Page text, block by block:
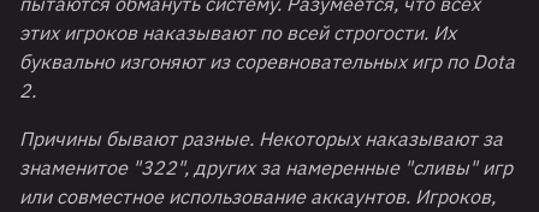
этих игроков наказывают по всей строгости. Их
буквально изгоняют из соревновательных игр по Dota
2.
Причины бывают разные. Некоторых наказывают за
знаменитое "322", других за намеренные "сливы" игр
или совместное использование аккаунтов. Игроков,